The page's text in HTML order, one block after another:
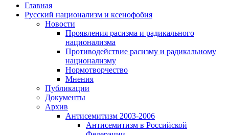
Главная
Русский национализм и ксенофобия
Новости
Проявления расизма и радикального
национализма
Противодействие расизму и радикальному
национализму
Нормотворчество
Мнения
Публикации
Документы
Архив
Антисемитизм 2003-2006
Антисемитизм в Российской